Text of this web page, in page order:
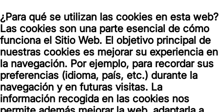
¿Para qué se utilizan las cookies en esta web?
Las cookies son una parte esencial de cómo
funciona el Sitio Web. El objetivo principal de
nuestras cookies es mejorar su experiencia en
la navegación. Por ejemplo, para recordar sus
preferencias (idioma, país, etc.) durante la
navegación y en futuras visitas. La
información recogida en las cookies nos